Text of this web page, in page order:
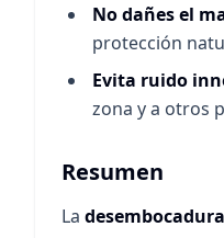
No dañes el
protección
Evita ruido
zona y a otros
Resumen
La